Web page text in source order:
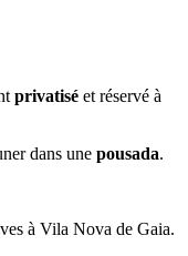
privatisé et réservé à
dans une pousada.
à Vila Nova de Gaia.